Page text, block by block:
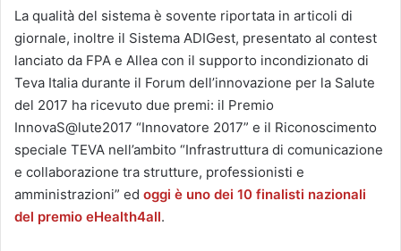
La qualità del sistema è sovente riportata in articoli di
giornale, inoltre il Sistema ADIGest, presentato al contest
lanciato da FPA e Allea con il supporto incondizionato di
Teva Italia durante il Forum dell’innovazione per la Salute
del 2017 ha ricevuto due premi: il Premio
InnovaS@lute2017 “Innovatore 2017” e il Riconoscimento
speciale TEVA nell’ambito “Infrastruttura di comunicazione
e collaborazione tra strutture, professionisti e
amministrazioni” ed oggi è uno dei 10 finalisti nazionali
del premio eHealth4all.